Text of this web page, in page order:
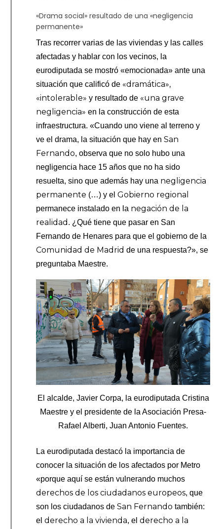
«Drama social» resultado de una «negligencia
permanente»
Tras recorrer varias de las viviendas y las calles
afectadas y hablar con los vecinos, la
eurodiputada se mostró «emocionada» ante una
situación que calificó de «dramática»,
«intolerable»y resultado de «una grave
negligencia» en la construcción de esta
infraestructura. «Cuando uno viene al terreno y
ve el drama, la situación que hay enSan
Fernando, observa que no solo hubo una
negligencia hace 15 años que no ha sido
resuelta, sino que además hay una negligencia
permanente (…) y elGobierno regional
permanece instalado en la negación de la
realidad . ¿Qué tiene que pasar en San
Fernando de Henares para que el gobierno de la
Comunidad de Madrid de una respuesta?», se
preguntaba Maestre.
El alcalde, Javier Corpa, la eurodiputada Cristina
Maestre y el presidente de la Asociación Presa-
Rafael Alberti, Juan Antonio Fuentes.
La eurodiputada destacó la importancia de
conocer la situación de los afectados por Metro
«porque aquí se están vulnerando muchos
derechos de los ciudadanos europeos, que
son los ciudadanos deSan Fernando también:
elderecho a la vivienda, el derecho a la